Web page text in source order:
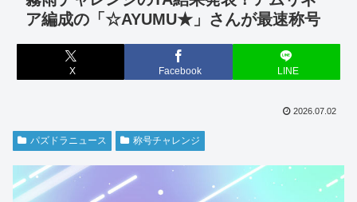
ア編成の「☆AYUMU★」さんが最速称号
X Facebook LINE
2026.07.02
パズドラニュース 称号チャレンジ